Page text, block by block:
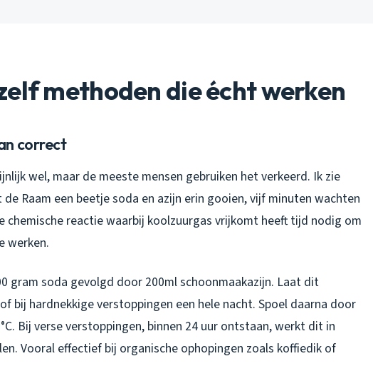
methoden die écht werken
correct
wel, maar de meeste mensen gebruiken het verkeerd. Ik zie
Raam een beetje soda en azijn erin gooien, vijf minuten wachten
chemische reactie waarbij koolzuurgas vrijkomt heeft tijd nodig om
werken.
gram soda gevolgd door 200ml schoonmaakazijn. Laat dit
bij hardnekkige verstoppingen een hele nacht. Spoel daarna door
Bij verse verstoppingen, binnen 24 uur ontstaan, werkt dit in
Vooral effectief bij organische ophopingen zoals koffiedik of